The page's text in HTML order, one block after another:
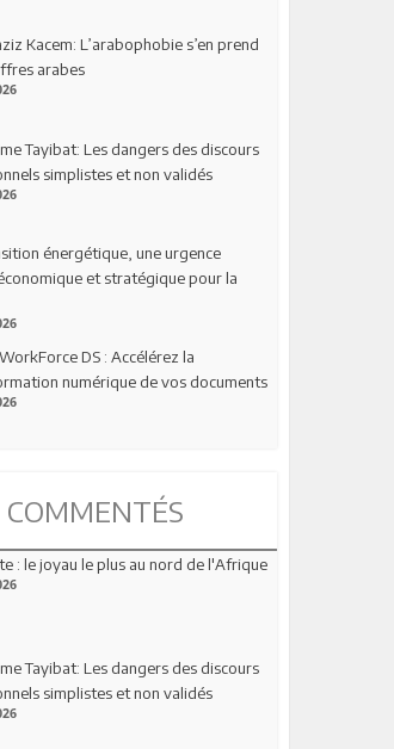
Kacem: L’arabophobie s’en prend
arabes
Tayibat: Les dangers des discours
simplistes et non validés
énergétique, une urgence
et stratégique pour la
DS : Accélérez la
numérique de vos documents
COMMENTÉS
: le joyau le plus au nord de l'Afrique
Tayibat: Les dangers des discours
simplistes et non validés